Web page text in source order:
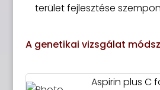
terület fejlesztése
A genetikai vizsgálat
Aspirin plus C